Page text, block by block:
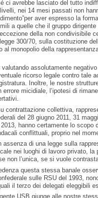
ci avrebbe lasciato del tutto
nei 14 mesi passati non
aver espresso la
a quelle che il gruppo
della non condivisibile
300/70, sulla costituzione
al monopolio della
valutando assolutamente
ricorso legale contro tale
Inoltre, le nostre
errore micidiale, l’ipotesi di
contrattazione collettiva,
del 28 giugno 2011, 31
hanno certamente lo
conflittuali, proprio nel
assenza di una legge sulla
nei luoghi di lavoro privato,
non l’unica, se si vuole
questa stessa banale
sulle RSU del 1993,
il terzo dei delegati eleggibili
USB giunge alle nostre